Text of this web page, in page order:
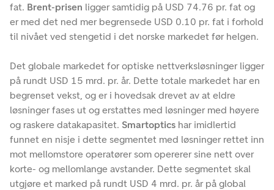
fat. Brent-prisen ligger samtidig på USD 74.76 pr. fat og
er med det ned mer begrensede USD 0.10 pr. fat i forhold
til nivået ved stengetid i det norske markedet før helgen.
Det globale markedet for optiske nettverksløsninger ligger
på rundt USD 15 mrd. pr. år. Dette totale markedet har en
begrenset vekst, og er i hovedsak drevet av at eldre
løsninger fases ut og erstattes med løsninger med høyere
og raskere datakapasitet. Smartoptics har imidlertid
funnet en nisje i dette segmentet med løsninger rettet inn
mot mellomstore operatører som opererer sine nett over
korte- og mellomlange avstander. Dette segmentet skal
utgjøre et marked på rundt USD 4 mrd. pr. år på global